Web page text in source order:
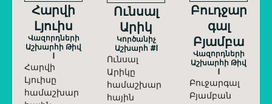
Հարվի
Լյուիս
Վազորդների
Աշխարհի Թիվ
1
Հարվի
Լյուիսը
համաշխար
Ունսալ
Արիկ
Կործանիչ
Աշխարհ #1
Ունսալ
Արիկը
համաշխար
հային
Բուդջար
Գալ
Բյամբա
Վազորդների
Աշխարհի Թիվ
1
Բուջարգալ
Բյամբան